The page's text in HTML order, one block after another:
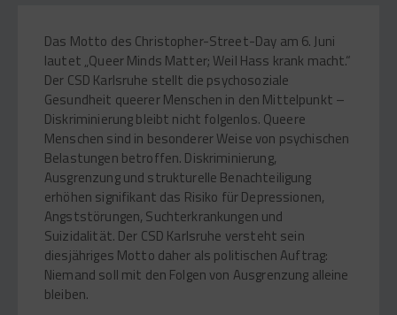
Das Motto des Christopher-Street-Day am 6. Juni
lautet „Queer Minds Matter; Weil Hass krank macht.“
Der CSD Karlsruhe stellt die psychosoziale
Gesundheit queerer Menschen in den Mittelpunkt –
Diskriminierung bleibt nicht folgenlos. Queere
Menschen sind in besonderer Weise von psychischen
Belastungen betroffen. Diskriminierung,
Ausgrenzung und strukturelle Benachteiligung
erhöhen signifikant das Risiko für Depressionen,
Angststörungen, Suchterkrankungen und
Suizidalität. Der CSD Karlsruhe versteht sein
diesjähriges Motto daher als politischen Auftrag:
Niemand soll mit den Folgen von Ausgrenzung alleine
bleiben.